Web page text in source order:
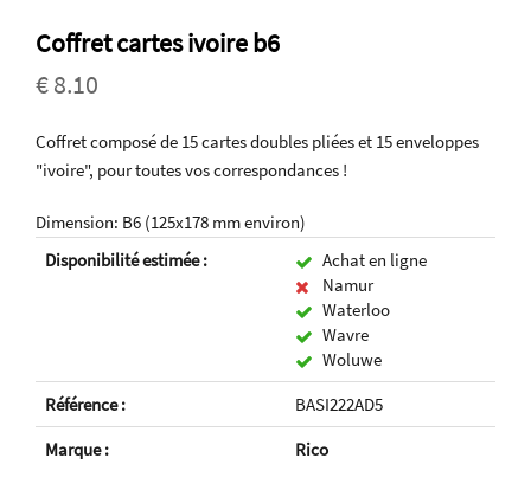
Coffret cartes ivoire b6
€ 8.10
Coffret composé de 15 cartes doubles pliées et 15 enveloppes
"ivoire", pour toutes vos correspondances !
Dimension: B6 (125x178 mm environ)
Disponibilité estimée :
Achat en ligne
Namur
Waterloo
Wavre
Woluwe
Référence :
BASI222AD5
Marque :
Rico